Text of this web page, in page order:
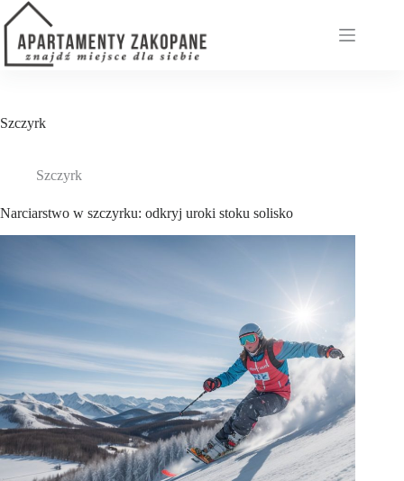
Przejdź
do
treści
Szczyrk
Szczyrk
Narciarstwo w szczyrku: odkryj uroki stoku solisko